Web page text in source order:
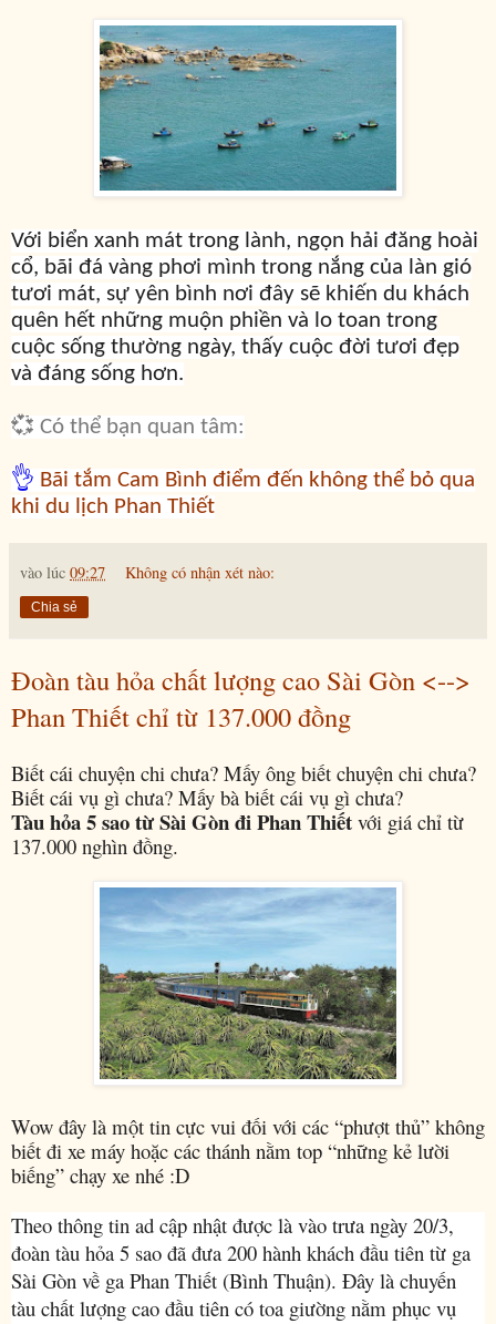
Với biển xanh mát trong lành, ngọn hải đăng hoài
cổ, bãi đá vàng phơi mình trong nắng của làn gió
tươi mát, sự yên bình nơi đây sẽ khiến du khách
quên hết những muộn phiền và lo toan trong
cuộc sống thường ngày, thấy cuộc đời tươi đẹp
và đáng sống hơn.
💞 Có thể bạn quan tâm:
👌 Bãi tắm Cam Bình điểm đến không thể bỏ qua
khi du lịch Phan Thiết
vào lúc 09:27 Không có nhận xét nào:
Chia sẻ
Đoàn tàu hỏa chất lượng cao Sài Gòn <-->
Phan Thiết chỉ từ 137.000 đồng
Biết cái chuyện chi chưa? Mấy ông biết chuyện chi chưa?
Biết cái vụ gì chưa? Mấy bà biết cái vụ gì chưa?
Tàu hỏa 5 sao từ Sài Gòn đi Phan Thiết với giá chỉ từ
137.000 nghìn đồng.
Wow đây là một tin cực vui đối với các “phượt thủ” không
biết đi xe máy hoặc các thánh nằm top “những kẻ lười
biếng” chạy xe nhé :D
Theo thông tin ad cập nhật được là vào trưa ngày 20/3,
đoàn tàu hỏa 5 sao đã đưa 200 hành khách đầu tiên từ ga
Sài Gòn về ga Phan Thiết (Bình Thuận). Đây là chuyến
tàu chất lượng cao đầu tiên có toa giường nằm phục vụ